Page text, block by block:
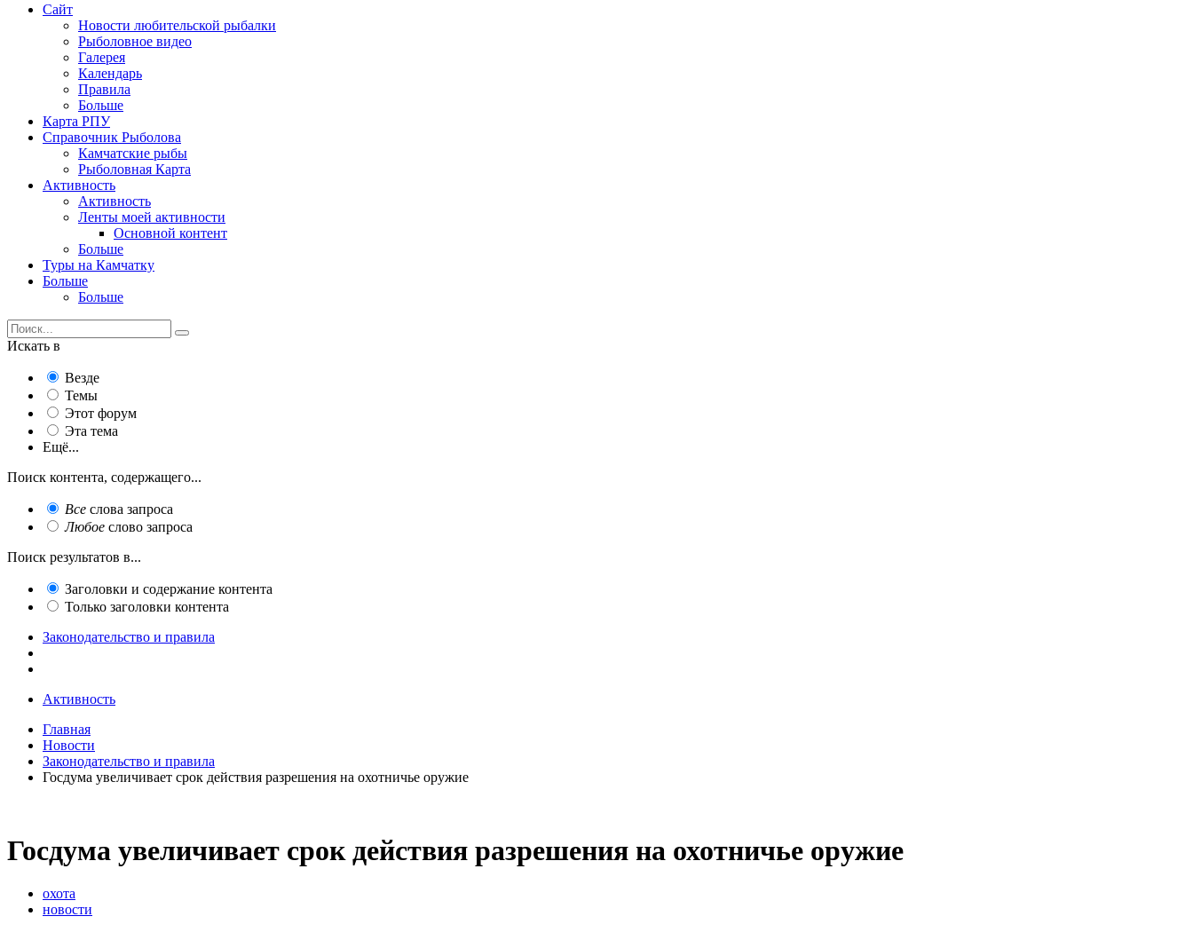
Сайт
Новости любительской рыбалки
Рыболовное видео
Галерея
Календарь
Правила
Больше
Карта РПУ
Справочник Рыболова
Камчатские рыбы
Рыболовная Карта
Активность
Активность
Ленты моей активности
Основной контент
Больше
Туры на Камчатку
Больше
Больше
Искать в
Везде
Темы
Этот форум
Эта тема
Ещё...
Поиск контента, содержащего...
Все слова запроса
Любое слово запроса
Поиск результатов в...
Заголовки и содержание контента
Только заголовки контента
Законодательство и правила
Активность
Главная
Новости
Законодательство и правила
Госдума увеличивает срок действия разрешения на охотничье оружие
Госдума увеличивает срок действия разрешения на охотничье оружие
охота
новости